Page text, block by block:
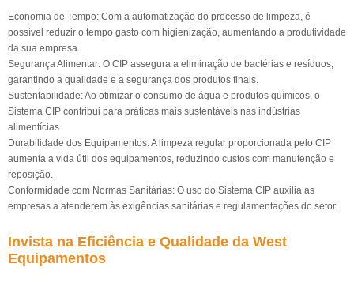
Economia de Tempo: Com a automatização do processo de limpeza, é
possível reduzir o tempo gasto com higienização, aumentando a produtividade
da sua empresa.
Segurança Alimentar: O CIP assegura a eliminação de bactérias e resíduos,
garantindo a qualidade e a segurança dos produtos finais.
Sustentabilidade: Ao otimizar o consumo de água e produtos químicos, o
Sistema CIP contribui para práticas mais sustentáveis nas indústrias
alimentícias.
Durabilidade dos Equipamentos: A limpeza regular proporcionada pelo CIP
aumenta a vida útil dos equipamentos, reduzindo custos com manutenção e
reposição.
Conformidade com Normas Sanitárias: O uso do Sistema CIP auxilia as
empresas a atenderem às exigências sanitárias e regulamentações do setor.
Invista na Eficiência e Qualidade da West
Equipamentos